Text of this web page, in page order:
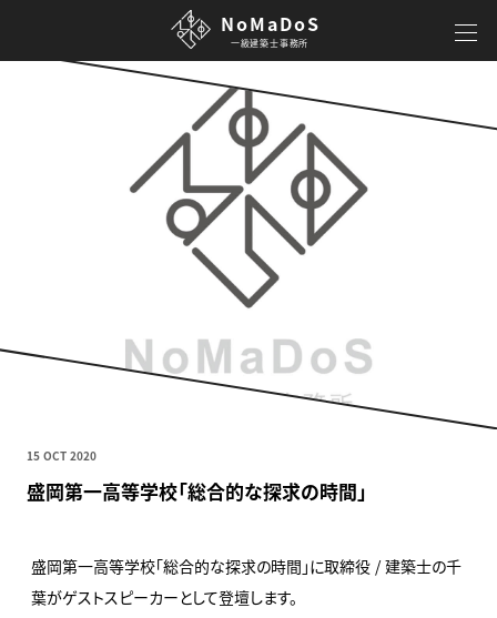
NoMaDoS
一級建築士事務所
15 OCT 2020
盛岡第一高等学校「総合的な探求の時間」
盛岡第一高等学校「総合的な探求の時間」に取締役 / 建築士の千
葉がゲストスピーカーとして登壇します。